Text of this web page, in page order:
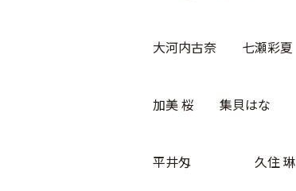
大河内古奈 七瀬彩夏
加美 桜 集⾙はな
平井匁 久住 琳